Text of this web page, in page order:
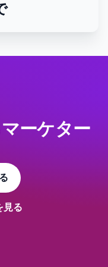
ーケター
見る